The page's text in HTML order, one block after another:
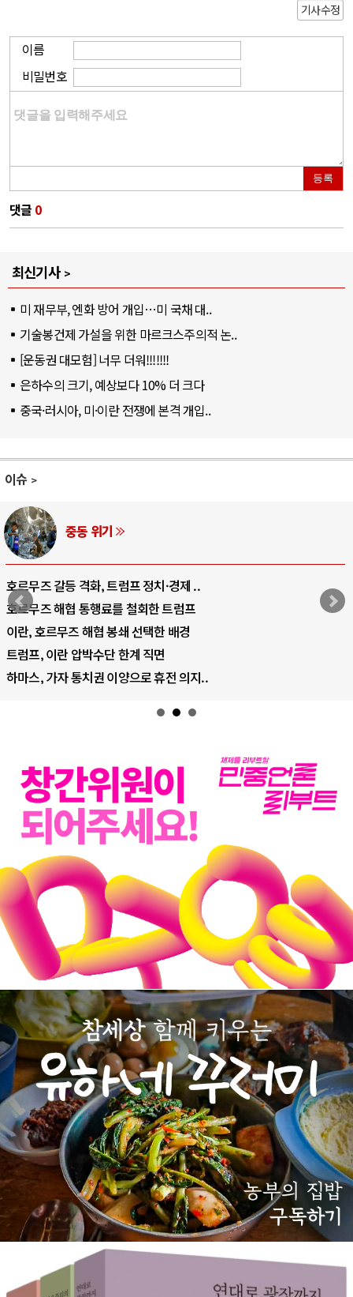
기사수정
이름
비밀번호
등록
댓글 0
최신기사
미 재무부, 엔화 방어 개입…미 국채 대..
기술봉건제 가설을 위한 마르크스주의적 논..
[운동권 대모험] 너무 더워!!!!!!!
은하수의 크기, 예상보다 10% 더 크다
중국·러시아, 미·이란 전쟁에 본격 개입..
이슈
중동 위기
호르무즈 갈등 격화, 트럼프 정치·경제 ..
호르무즈 해협 통행료를 철회한 트럼프
이란, 호르무즈 해협 봉쇄 선택한 배경
트럼프, 이란 압박수단 한계 직면
하마스, 가자 통치권 이양으로 휴전 의지..